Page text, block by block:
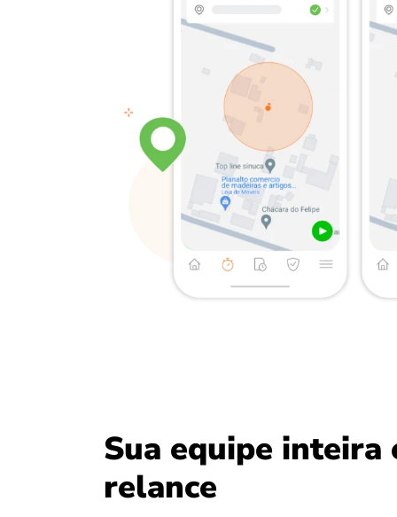
Sua equipe inteira
relance